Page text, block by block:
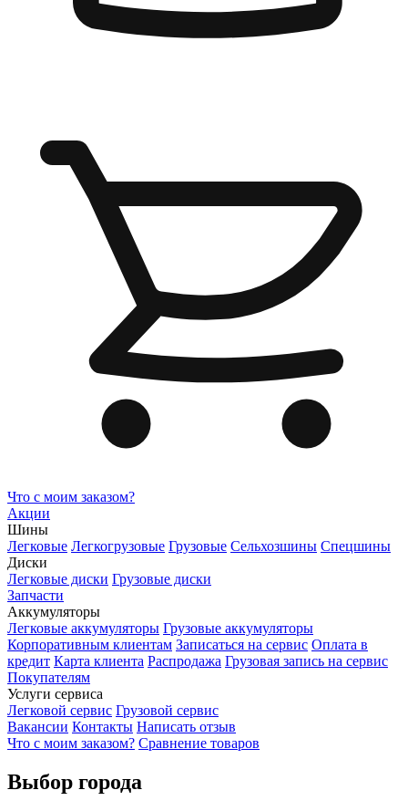
Что с моим заказом?
Акции
Шины
Легковые Легкогрузовые Грузовые Сельхозшины Спецшины
Диски
Легковые диски Грузовые диски
Запчасти
Аккумуляторы
Легковые аккумуляторы Грузовые аккумуляторы
Корпоративным клиентам Записаться на сервис Оплата в
кредит Карта клиента Распродажа Грузовая запись на сервис
Покупателям
Услуги сервиса
Легковой сервис Грузовой сервис
Вакансии Контакты Написать отзыв
Что с моим заказом? Сравнение товаров
Выбор города